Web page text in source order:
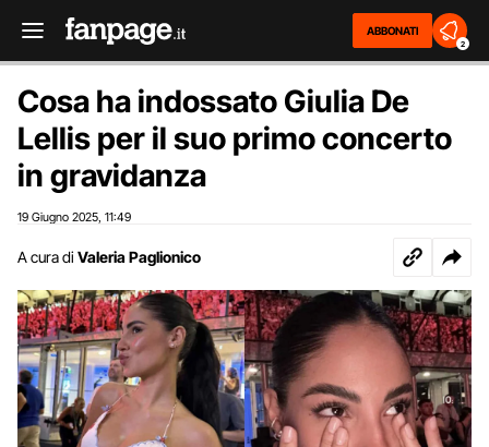
ABBONATI
2
Cosa ha indossato Giulia De
Lellis per il suo primo concerto
in gravidanza
19 Giugno 2025 11:49
A cura di Valeria Paglionico